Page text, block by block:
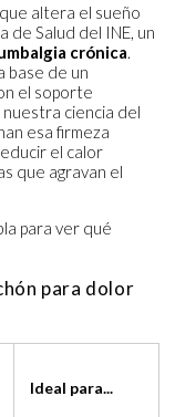
altera el sueño
de Salud del INE, un
crónica.
base de un
el soporte
ciencia del
esa firmeza
el calor
que agravan el
para ver qué
para dolor
Ideal para...